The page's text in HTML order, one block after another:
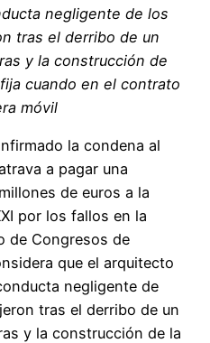
negligente de los
tras el derribo de un
y la construcción de
cuando en el contrato
móvil
la condena al
a pagar una
de euros a la
por los fallos en la
de Congresos de
que el arquitecto
negligente de
tras el derribo de un
y la construcción de la